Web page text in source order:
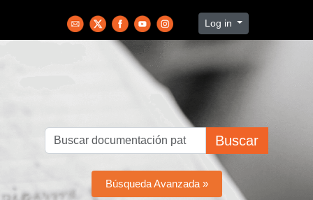
Log in
Buscar
Búsqueda Avanzada »